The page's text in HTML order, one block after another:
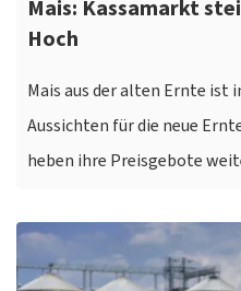
Mais: Kassamarkt
Hoch
Mais aus der alten Ernte ist
Aussichten für die neue
heben ihre Preisgebote